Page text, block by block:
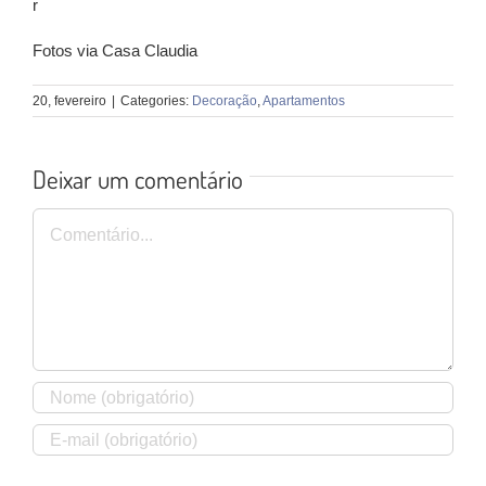
r
Fotos via Casa Claudia
20, fevereiro Categories: Decoração,Apartamentos
Deixar um comentário
Comentário